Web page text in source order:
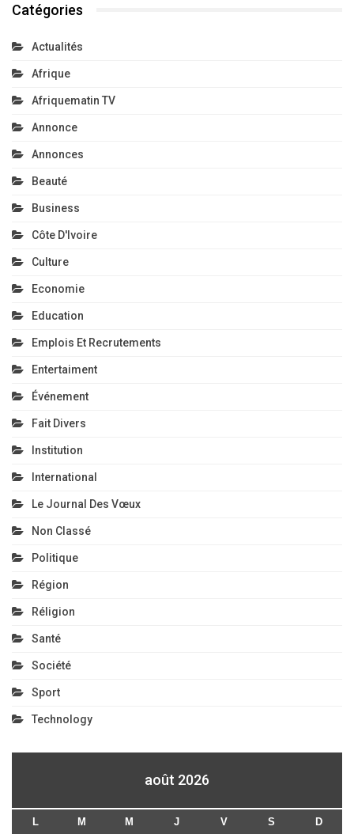
Catégories
Actualités
Afrique
Afriquematin TV
Annonce
Annonces
Beauté
Business
Côte D'Ivoire
Culture
Economie
Education
Emplois Et Recrutements
Entertaiment
Événement
Fait Divers
Institution
International
Le Journal Des Vœux
Non Classé
Politique
Région
Réligion
Santé
Société
Sport
Technology
août 2026
L M M J V S D